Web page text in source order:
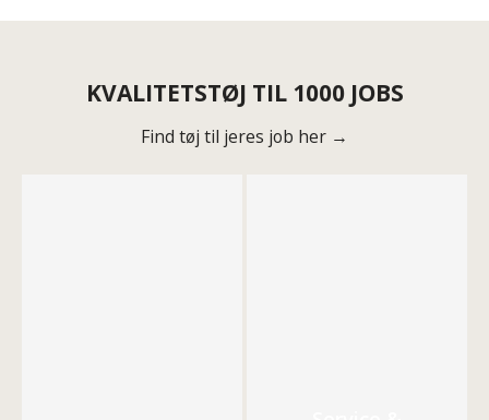
KVALITETSTØJ TIL 1000 JOBS
Find tøj til jeres job her →